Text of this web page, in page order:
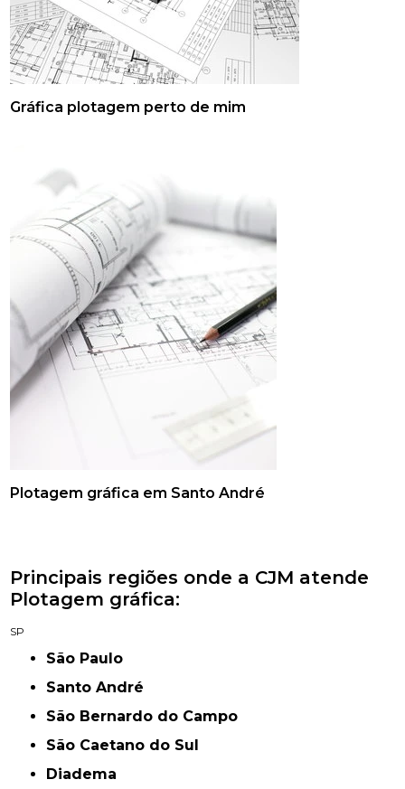
Gráfica plotagem perto de mim
Plotagem gráfica em Santo André
Principais regiões onde a CJM atende
Plotagem gráfica:
SP
São Paulo
Santo André
São Bernardo do Campo
São Caetano do Sul
Diadema